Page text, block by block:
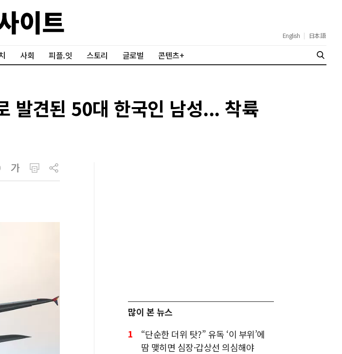
English | 日本語
사회 피플.잇 스토리 글로벌 콘텐츠+
발견된 50대 한국인 남성... 착륙
많이 본 뉴스
1
“단순한 더위 탓?” 유독 ‘이 부위’에
땀 맺히면 심장·갑상선 의심해야